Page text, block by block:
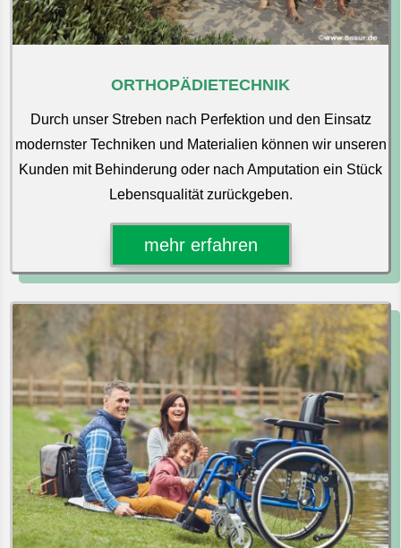
ORTHOPÄDIETECHNIK
Durch unser Streben nach Perfektion und den Einsatz
modernster Techniken und Materialien können wir unseren
Kunden mit Behinderung oder nach Amputation ein Stück
Lebensqualität zurückgeben.
mehr erfahren